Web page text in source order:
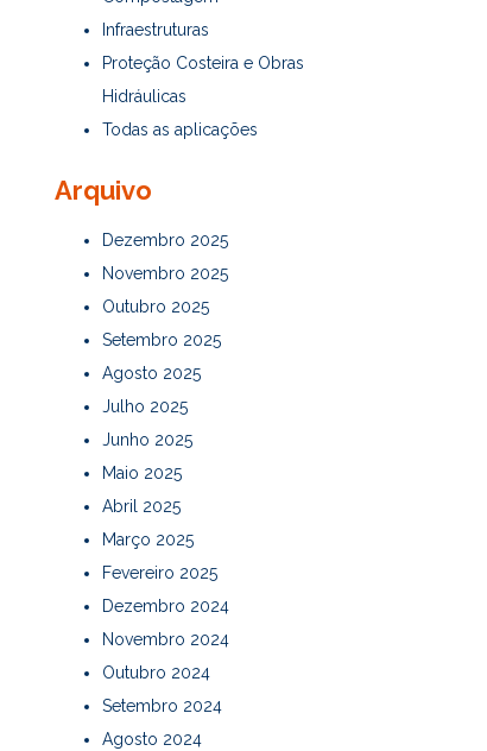
Infraestruturas
Proteção Costeira e Obras
Hidráulicas
Todas as aplicações
Arquivo
Dezembro 2025
Novembro 2025
Outubro 2025
Setembro 2025
Agosto 2025
Julho 2025
Junho 2025
Maio 2025
Abril 2025
Março 2025
Fevereiro 2025
Dezembro 2024
Novembro 2024
Outubro 2024
Setembro 2024
Agosto 2024